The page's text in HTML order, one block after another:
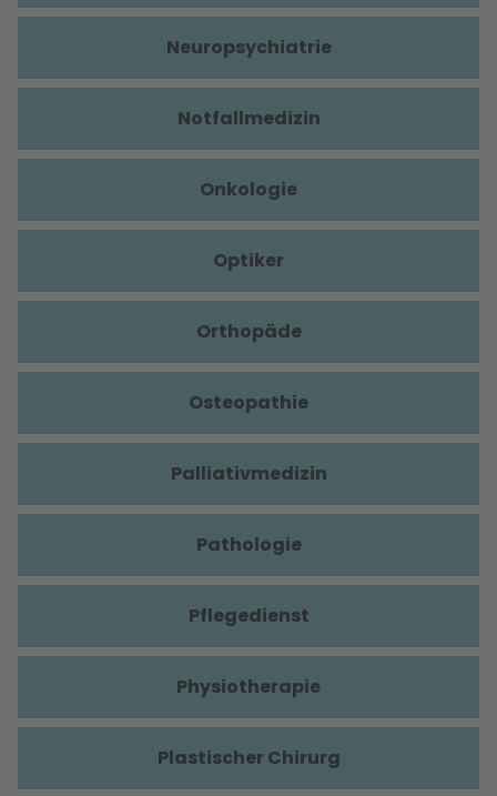
Neuropsychiatrie
Notfallmedizin
Onkologie
Optiker
Orthopäde
Osteopathie
Palliativmedizin
Pathologie
Pflegedienst
Physiotherapie
Plastischer Chirurg